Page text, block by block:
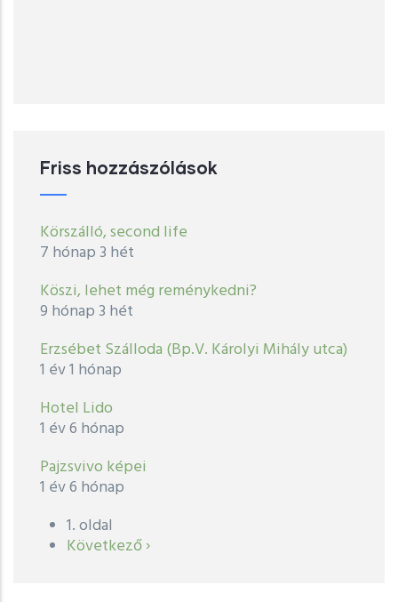
Friss hozzászólások
Körszálló, second life
7 hónap 3 hét
Köszi, lehet még reménykedni?
9 hónap 3 hét
Erzsébet Szálloda (Bp.V. Károlyi Mihály utca)
1 év 1 hónap
Hotel Lido
1 év 6 hónap
Pajzsvivo képei
1 év 6 hónap
Oldalszámozás
1. oldal
Következő
Következő ›